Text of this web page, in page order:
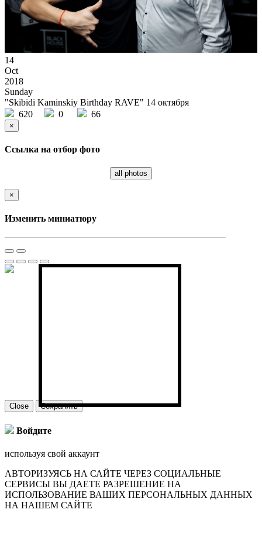
14
Oct
2018
Sunday
"Skibidi Kaminskiy Birthday RAVE" 14 октября
620
0 66
×
Ссылка на отбор фото
all photos
×
Изменить миниатюру
Close Сохранить
Войдите
используя свой аккаунт
АВТОРИЗУЯСЬ НА САЙТЕ ЧЕРЕЗ СОЦИАЛЬНЫЕ
СЕРВИСЫ ВЫ ДАЕТЕ РАЗРЕШЕНИЕ НА
ИСПОЛЬЗОВАНИЕ ВАШИХ ПЕРСОНАЛЬНЫХ ДАННЫХ
НА НАШЕМ САЙТЕ